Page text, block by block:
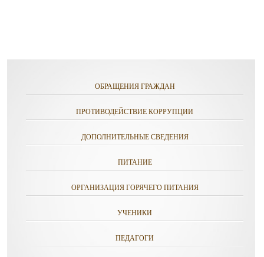
ОБРАЩЕНИЯ ГРАЖДАН
ПРОТИВОДЕЙСТВИЕ КОРРУПЦИИ
ДОПОЛНИТЕЛЬНЫЕ СВЕДЕНИЯ
ПИТАНИЕ
ОРГАНИЗАЦИЯ ГОРЯЧЕГО ПИТАНИЯ
УЧЕНИКИ
ПЕДАГОГИ